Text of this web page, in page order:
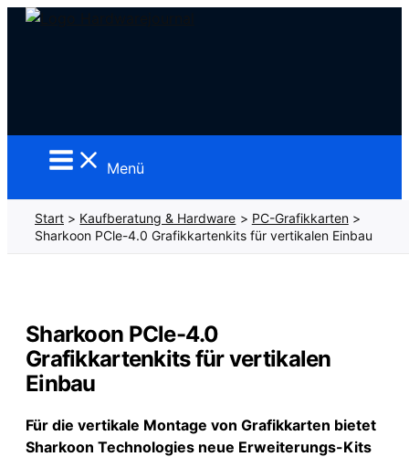
Zum
Menü
Start Kaufberatung & Hardware
PC-Grafikkarten
Sharkoon PCle-4.0 Grafikkartenkits für vertikalen Einbau
Sharkoon PCle-4.0
Grafikkartenkits für vertikalen
Einbau
Für die vertikale Montage von Grafikkarten bietet
Sharkoon Technologies neue Erweiterungs-Kits